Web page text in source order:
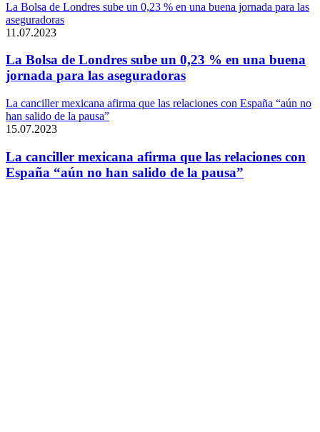
La Bolsa de Londres sube un 0,23 % en una buena jornada para las
aseguradoras
11.07.2023
La Bolsa de Londres sube un 0,23 % en una buena
jornada para las aseguradoras
La canciller mexicana afirma que las relaciones con España “aún no
han salido de la pausa”
15.07.2023
La canciller mexicana afirma que las relaciones con
España “aún no han salido de la pausa”